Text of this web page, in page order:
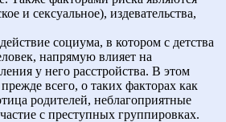
и сексуальное), издевательства,
социума, в котором с детства
напрямую влияет на
у него расстройства. В этом
всего, о таких факторах как
родителей, неблагоприятные
с преступных группировках.